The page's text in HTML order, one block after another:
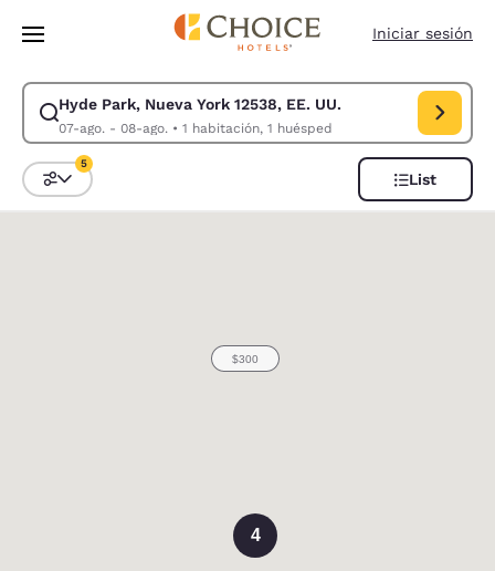
Pasar A Contenido Principal
Iniciar sesión
Hyde Park, Nueva York 12538, EE. UU.
07-ago. - 08-ago.• 1 habitación, 1 huésped
Modificar la búsqueda de Hyde Park, Nueva York 12538, EE. UU..
Ordenar y filtrar
5
List
4